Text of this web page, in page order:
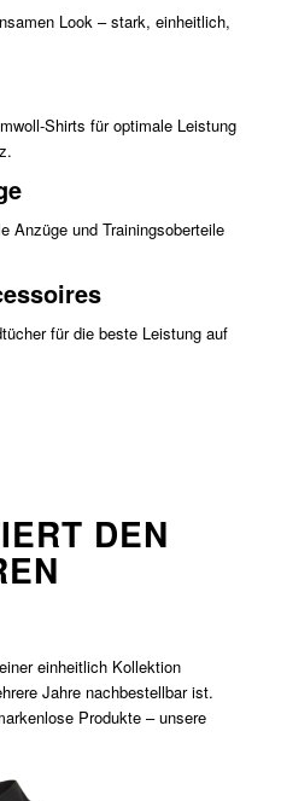
Look – stark, einheitlich,
Shirts für optimale Leistung
Anzüge und Trainingsoberteile
für die beste Leistung auf
DEN
einheitlich Kollektion
Jahre nachbestellbar ist.
Produkte – unsere